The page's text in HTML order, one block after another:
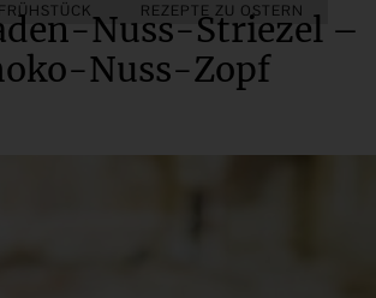
REZEPTE ZU OSTERN
Nuss-Striezel –
Nuss-Zopf